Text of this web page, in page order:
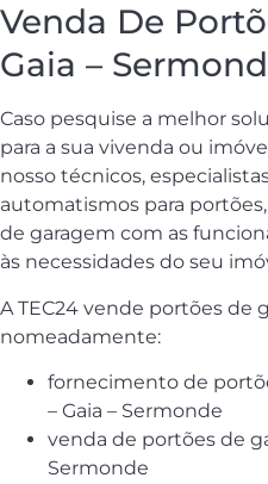
Venda De
Gaia –
Caso pesquise a melhor
para a sua vivenda ou
nosso técnicos,
automatismos para
de garagem com as
às necessidades do seu
A TEC24 vende portões de
nomeadamente:
fornecimento de
– Gaia – Sermonde
venda de portões de
Sermonde